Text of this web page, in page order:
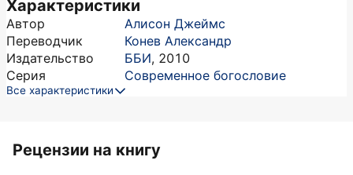
Характеристики
Автор
Алисон Джеймс
Переводчик
Конев Александр
Издательство
ББИ, 2010
Серия
Современное богословие
Все характеристики
Рецензии на книгу